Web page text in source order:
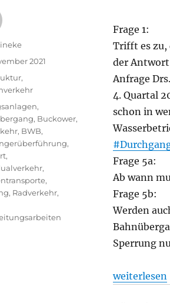
Frage 1:
Trifft es zu,
der
Anfrage
4. Quartal
schon in
Frage 5a:
Ab wann
Frage 5b:
Werden
Sperrung
weiterlesen
2021
,
,
, Buckower,
, BWB,
,
,
,
,
, Radverkehr,